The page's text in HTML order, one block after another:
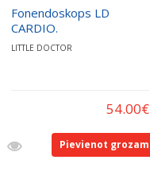
Fonendoskops LD
CARDIO.
LITTLE DOCTOR
54.00€
Pievienot grozam